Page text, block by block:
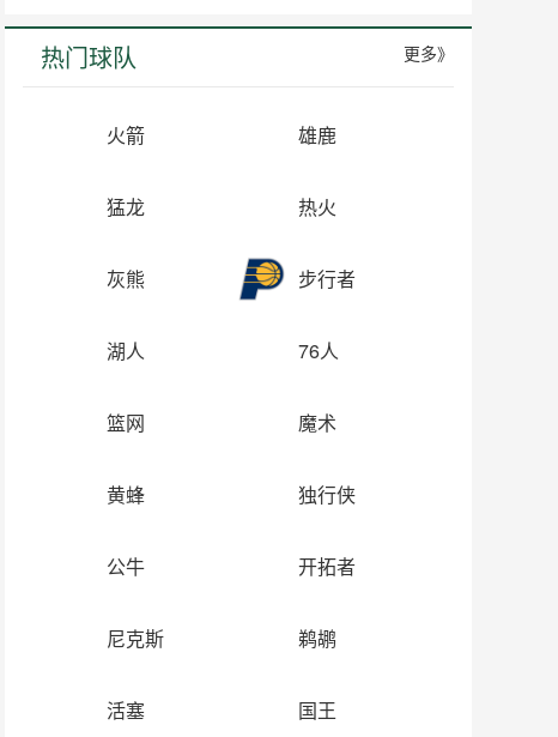
热门球队 更多》
火箭 雄鹿
猛龙 热火
灰熊 步行者
湖人 76人
篮网 魔术
黄蜂 独行侠
公牛 开拓者
尼克斯 鹈鹕
活塞 国王